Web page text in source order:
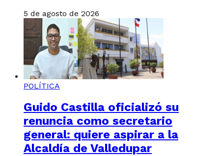
5 de agosto de 2026
POLÍTICA
Guido Castilla oficializó su
renuncia como secretario
general: quiere aspirar a la
Alcaldía de Valledupar